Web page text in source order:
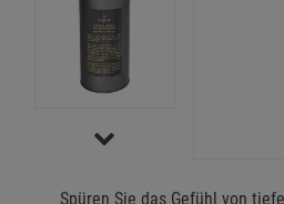
Spüren Sie das Gefühl von